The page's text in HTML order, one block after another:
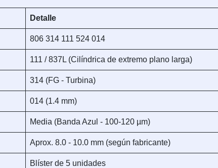
Detalle
806 314 111 524 014
111 / 837L (Cilíndrica de extremo plano larga)
314 (FG - Turbina)
014 (1.4 mm)
Media (Banda Azul - 100-120 µm)
Aprox. 8.0 - 10.0 mm (según fabricante)
Blíster de 5 unidades